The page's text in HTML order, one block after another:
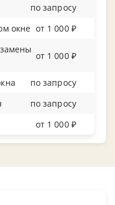
по запросу
окне от 1 000 ₽
от 1 000 ₽
по запросу
по запросу
от 1 000 ₽